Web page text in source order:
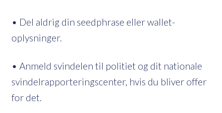
• Del aldrig din seedphrase eller wallet-
oplysninger.
• Anmeld svindelen til politiet og dit nationale
svindelrapporteringscenter, hvis du bliver offer
for det.